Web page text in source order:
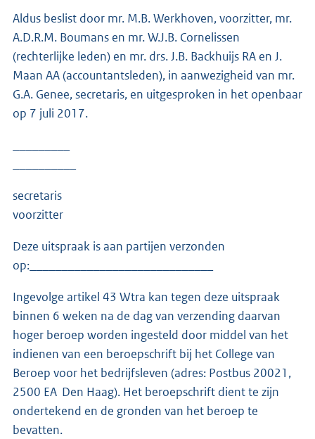
Aldus beslist door mr. M.B. Werkhoven, voorzitter, mr.
A.D.R.M. Boumans en mr. W.J.B. Cornelissen
(rechterlijke leden) en mr. drs. J.B. Backhuijs RA en J.
Maan AA (accountantsleden), in aanwezigheid van mr.
G.A. Genee, secretaris, en uitgesproken in het openbaar
op 7 juli 2017.
secretaris
voorzitter
Deze uitspraak is aan partijen verzonden
op:_____________________________
Ingevolge artikel 43 Wtra kan tegen deze uitspraak
binnen 6 weken na de dag van verzending daarvan
hoger beroep worden ingesteld door middel van het
indienen van een beroepschrift bij het College van
Beroep voor het bedrijfsleven (adres: Postbus 20021,
2500 EA Den Haag). Het beroepschrift dient te zijn
ondertekend en de gronden van het beroep te
bevatten.